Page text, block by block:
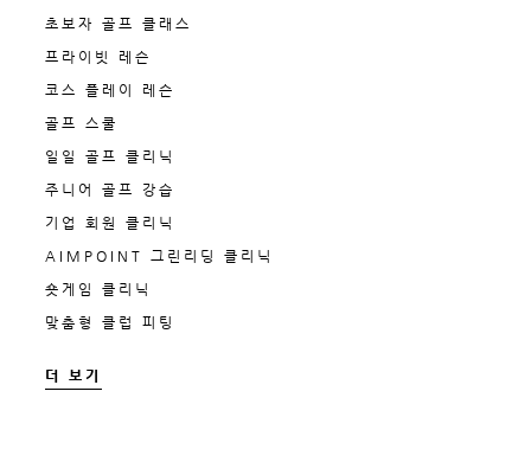
초보자 골프 클래스
프라이빗 레슨
코스 플레이 레슨
골프 스쿨
일일 골프 클리닉
주니어 골프 강습
기업 회원 클리닉
AIMPOINT 그린리딩 클리닉
숏게임 클리닉
맞춤형 클럽 피팅
더 보기